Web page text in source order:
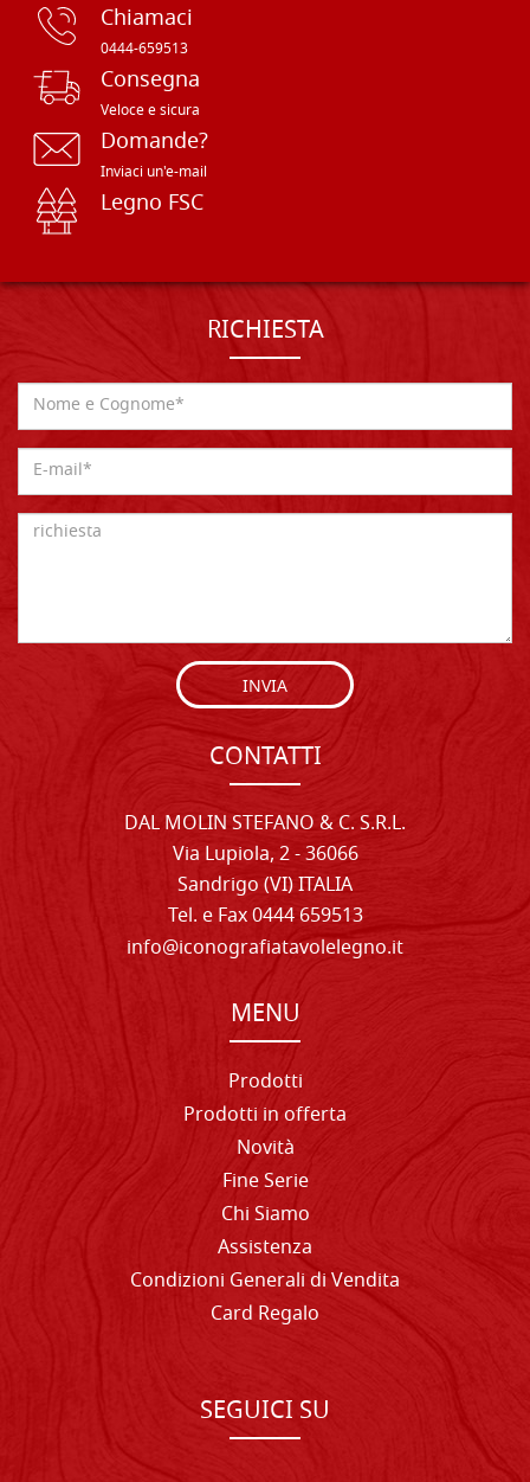
Chiamaci
0444-659513
Consegna
Veloce e sicura
Domande?
Inviaci un'e-mail
Legno FSC
RICHIESTA
INVIA
CONTATTI
DAL MOLIN STEFANO & C. S.R.L.
Via Lupiola, 2 - 36066
Sandrigo (VI) ITALIA
Tel. e Fax 0444 659513
info@iconografiatavolelegno.it
MENU
Prodotti
Prodotti in offerta
Novità
Fine Serie
Chi Siamo
Assistenza
Condizioni Generali di Vendita
Card Regalo
SEGUICI SU